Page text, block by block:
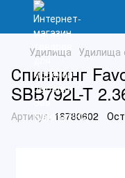
Удилища Удилища
Спиннинг
SBB792L-T
Артикул: 18780602